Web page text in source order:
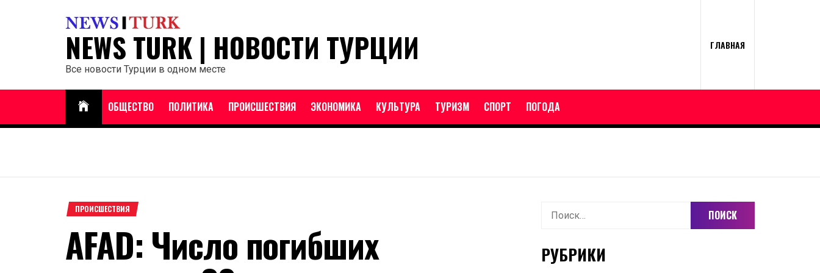
NEWS TURK | НОВОСТИ ТУРЦИИ
Все новости Турции в одном месте
ГЛАВНАЯ
ОБЩЕСТВО ПОЛИТИКА ПРОИСШЕСТВИЯ ЭКОНОМИКА КУЛЬТУРА ТУРИЗМ СПОРТ ПОГОДА
ПРОИСШЕСТВИЯ
AFAD: Число погибших
Найти:
РУБРИКИ